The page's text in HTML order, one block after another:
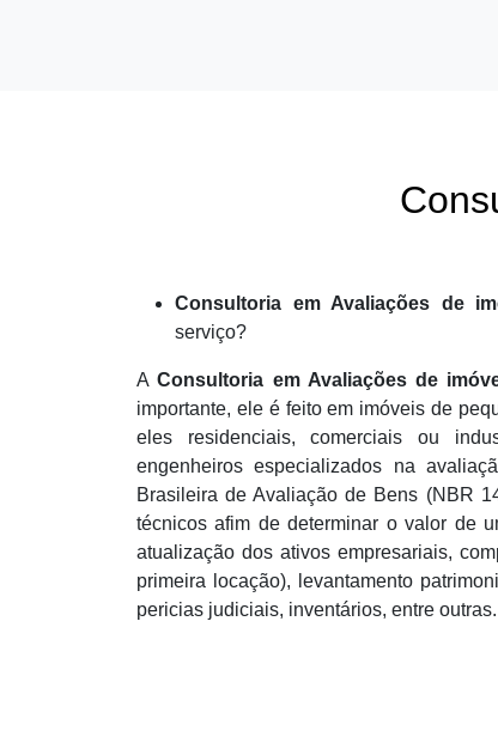
Consultoria em Avaliações de
serviço?
AConsultoria em Avaliações de
importante, ele é feito em imóveis de
eles residenciais, comerciais ou
engenheiros especializados na
Brasileira de Avaliação de Bens (NBR
técnicos afim de determinar o valor de
atualização dos ativos empresariais,
primeira locação), levantamento
pericias judiciais, inventários, entre outras.